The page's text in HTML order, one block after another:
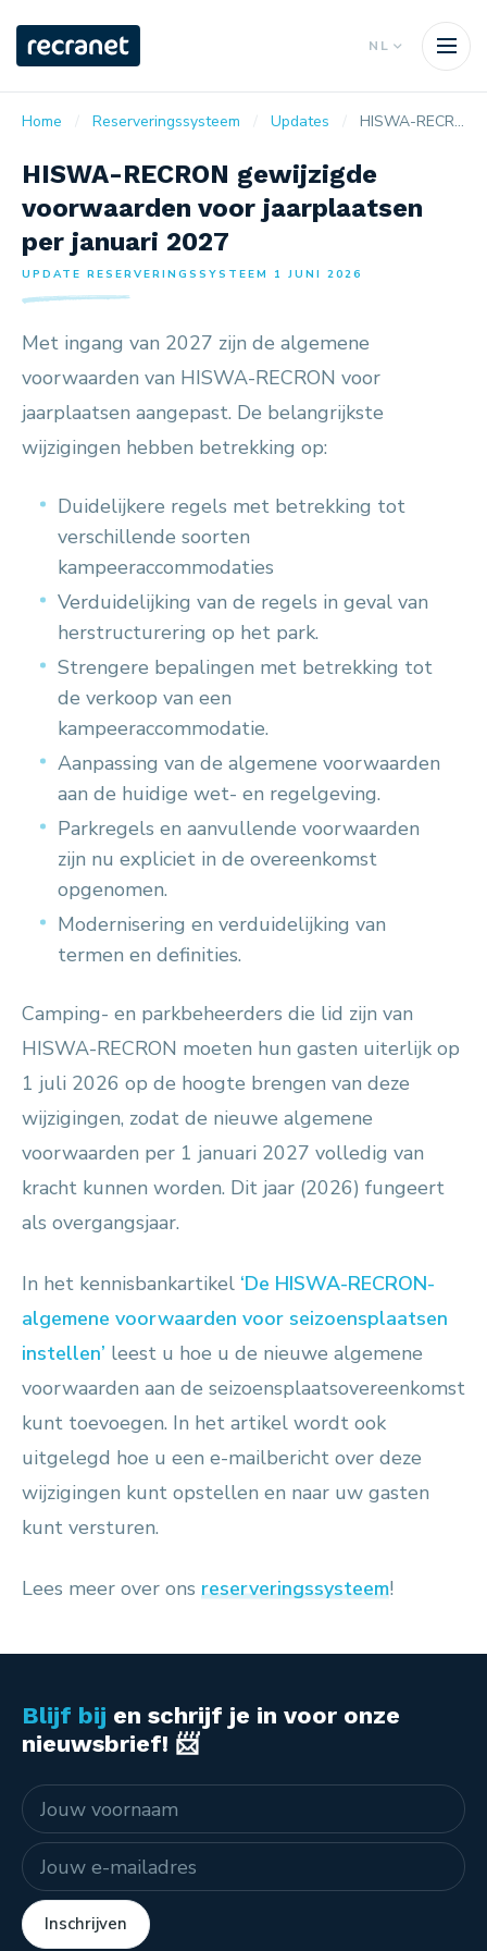
NL
Home Reserveringssysteem Updates HISWA-RECRON gewijzigde voorwaarden voor jaarplaatsen per januari 2027
HISWA-RECRON gewijzigde
voorwaarden voor jaarplaatsen
per januari 2027
UPDATE RESERVERINGSSYSTEEM 1 JUNI 2026
Met ingang van 2027 zijn de algemene
voorwaarden van HISWA-RECRON voor
jaarplaatsen aangepast. De belangrijkste
wijzigingen hebben betrekking op:
Duidelijkere regels met betrekking tot
verschillende soorten
kampeeraccommodaties
Verduidelijking van de regels in geval van
herstructurering op het park.
Strengere bepalingen met betrekking tot
de verkoop van een
kampeeraccommodatie.
Aanpassing van de algemene voorwaarden
aan de huidige wet- en regelgeving.
Parkregels en aanvullende voorwaarden
zijn nu expliciet in de overeenkomst
opgenomen.
Modernisering en verduidelijking van
termen en definities.
Camping- en parkbeheerders die lid zijn van
HISWA-RECRON moeten hun gasten uiterlijk op
1 juli 2026 op de hoogte brengen van deze
wijzigingen, zodat de nieuwe algemene
voorwaarden per 1 januari 2027 volledig van
kracht kunnen worden. Dit jaar (2026) fungeert
als overgangsjaar.
In het kennisbankartikel ‘De HISWA-RECRON-
algemene voorwaarden voor seizoensplaatsen
instellen’ leest u hoe u de nieuwe algemene
voorwaarden aan de seizoensplaatsovereenkomst
kunt toevoegen. In het artikel wordt ook
uitgelegd hoe u een e-mailbericht over deze
wijzigingen kunt opstellen en naar uw gasten
kunt versturen.
Lees meer over ons reserveringssysteem!
Blijf bij en schrijf je in voor onze
nieuwsbrief! 📨
Naam
E-mailadres
Inschrijven